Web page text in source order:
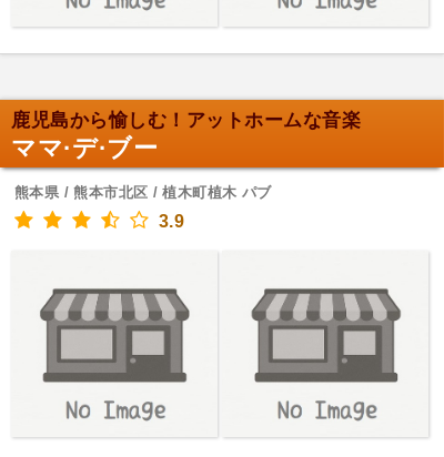
鹿児島から愉しむ！アットホームな音楽
ママ·デ·ブー
熊本県 / 熊本市北区 / 植木町植木 パブ
3.9